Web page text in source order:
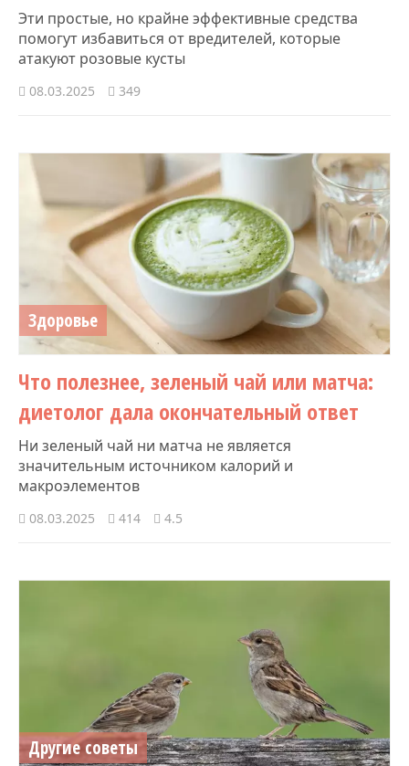
Эти простые, но крайне эффективные средства
помогут избавиться от вредителей, которые
атакуют розовые кусты
08.03.2025 349
Здоровье
Что полезнее, зеленый чай или матча:
диетолог дала окончательный ответ
Ни зеленый чай ни матча не является
значительным источником калорий и
макроэлементов
08.03.2025 414 4.5
Другие советы